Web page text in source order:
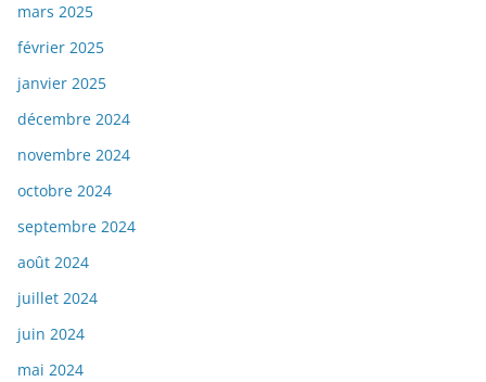
mars 2025
février 2025
janvier 2025
décembre 2024
novembre 2024
octobre 2024
septembre 2024
août 2024
juillet 2024
juin 2024
mai 2024